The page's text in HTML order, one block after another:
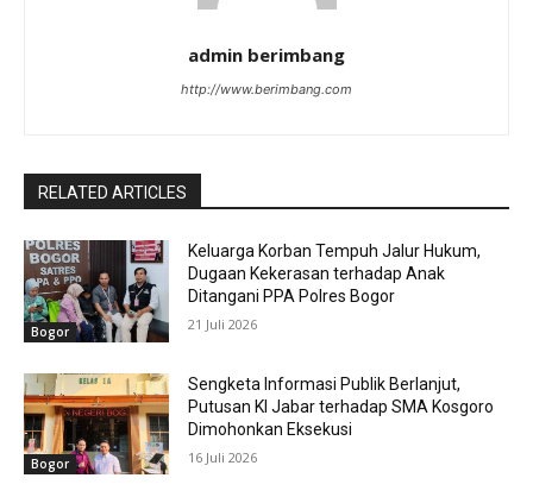
admin berimbang
http://www.berimbang.com
RELATED ARTICLES
Bogor
Keluarga Korban Tempuh Jalur Hukum,
Dugaan Kekerasan terhadap Anak
Ditangani PPA Polres Bogor
21 Juli 2026
Bogor
Sengketa Informasi Publik Berlanjut,
Putusan KI Jabar terhadap SMA Kosgoro
Dimohonkan Eksekusi
16 Juli 2026